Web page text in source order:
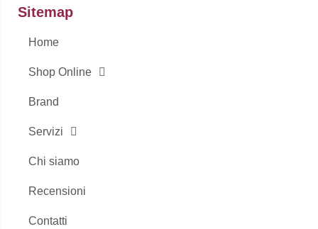
o
-
f
Sitemap
Home
Shop Online
Brand
Servizi
Chi siamo
Recensioni
Contatti